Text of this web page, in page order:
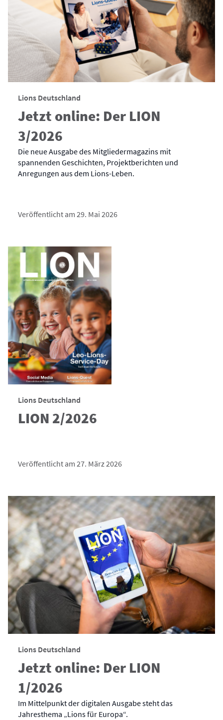
Lions Deutschland
Jetzt online: Der LION
3/2026
Die neue Ausgabe des Mitgliedermagazins mit
spannenden Geschichten, Projektberichten und
Anregungen aus dem Lions-Leben.
Veröffentlicht am 29. Mai 2026
Lions Deutschland
LION 2/2026
Veröffentlicht am 27. März 2026
Lions Deutschland
Jetzt online: Der LION
1/2026
Im Mittelpunkt der digitalen Ausgabe steht das
Jahresthema „Lions für Europa“.